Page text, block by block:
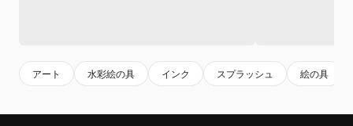
アート 水彩絵の具 インク スプラッシュ 絵の具